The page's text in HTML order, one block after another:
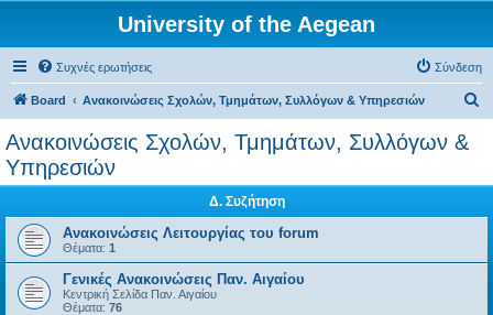
University of the Aegean
Συχνές ερωτήσεις Σύνδεση
Board Ανακοινώσεις Σχολών, Τμημάτων, Συλλόγων & Υπηρεσιών
Ανακοινώσεις Σχολών, Τμημάτων, Συλλόγων &
Υπηρεσιών
Δ. Συζήτηση
Ανακοινώσεις Λειτουργίας του forum
Θέματα: 1
Γενικές Ανακοινώσεις Παν. Αιγαίου
Κεντρική Σελίδα Παν. Αιγαίου
Θέματα: 76